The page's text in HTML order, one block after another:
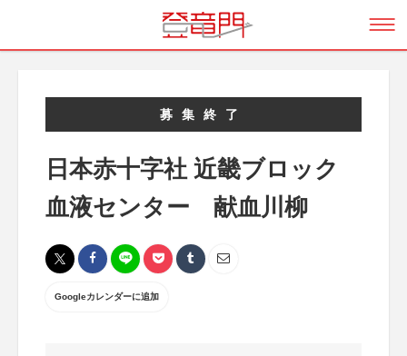
募集終了
日本赤十字社 近畿ブロック
血液センター 献血川柳
Googleカレンダーに追加